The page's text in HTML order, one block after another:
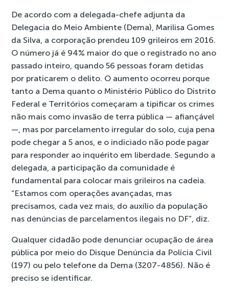
De acordo com a delegada-chefe adjunta da
Delegacia do Meio Ambiente (Dema), Marilisa Gomes
da Silva, a corporação prendeu 109 grileiros em 2016.
O número já é 94% maior do que o registrado no ano
passado inteiro, quando 56 pessoas foram detidas
por praticarem o delito. O aumento ocorreu porque
tanto a Dema quanto o Ministério Público do Distrito
Federal e Territórios começaram a tipificar os crimes
não mais como invasão de terra pública — afiançável
—, mas por parcelamento irregular do solo, cuja pena
pode chegar a 5 anos, e o indiciado não pode pagar
para responder ao inquérito em liberdade. Segundo a
delegada, a participação da comunidade é
fundamental para colocar mais grileiros na cadeia.
“Estamos com operações avançadas, mas
precisamos, cada vez mais, do auxílio da população
nas denúncias de parcelamentos ilegais no DF”, diz.
Qualquer cidadão pode denunciar ocupação de área
pública por meio do Disque Denúncia da Polícia Civil
(197) ou pelo telefone da Dema (3207-4856). Não é
preciso se identificar.